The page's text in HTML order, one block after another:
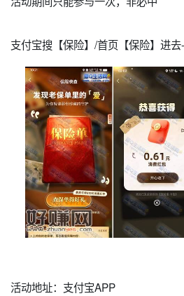
支付宝搜【保险】/首页【保险】进
活动地址：支付宝APP